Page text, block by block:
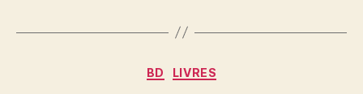
Catégories
BD LIVRES